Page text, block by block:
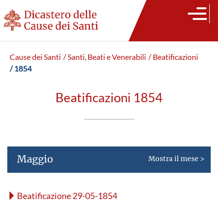
Cause dei Santi / Santi, Beati e Venerabili / Beatificazioni
/ 1854
Beatificazioni 1854
Maggio Mostra il mese >
Beatificazione 29-05-1854